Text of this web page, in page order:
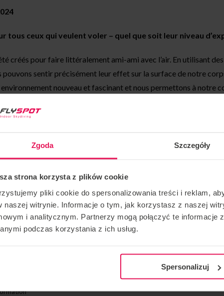
Zgoda Szczegóły
strona korzysta z plików cookie
pliki cookie do spersonalizowania treści i reklam,
naszej witrynie. Informacje o tym, jak korzystasz z naszej
i analitycznym. Partnerzy mogą połączyć te informacje
podczas korzystania z ich usług.
Spersonalizuj
tous ceux qui veulent voler – quel que soit leur niveau
créés pour faire littéralement ami-ami avec l’air. En utilisant
pouvons sentir précisément leur effet sur la surface de notre
nouveau et fascinant et nous permettons à notre
développées permettront de se déplacer
À chaque étape du vol, nous acquérons de l’expérience et
Cela vaut la peine de prendre le temps de comprendre
position ! Il y a certainement quelque chose d’intéressant
activités.
il y a trois participants et un instructeur dans le tunnel.
plus pour moins cher !
LE PRIX DE L’ATELIER ?
d’un plan d’exercice en tunnel
instructeur pendant l’atelier
et d’un casque (si vous n’avez pas votre propre équipement)
dans le tunnel
des cours